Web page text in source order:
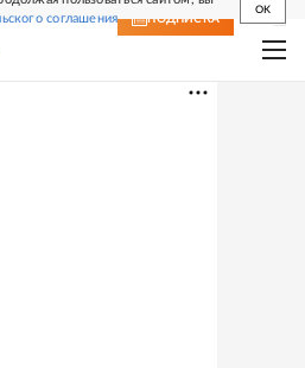
соглашения
OK
ПОДПИСКА